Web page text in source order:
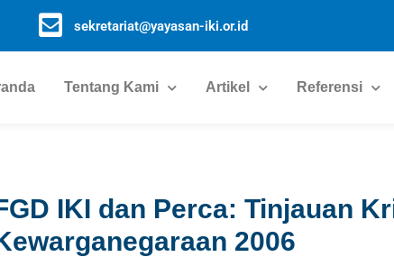
sekretariat@yayasan-iki.or.id
Tentang Kami Artikel Referensi
IKI dan Perca: Tinjauan
2006